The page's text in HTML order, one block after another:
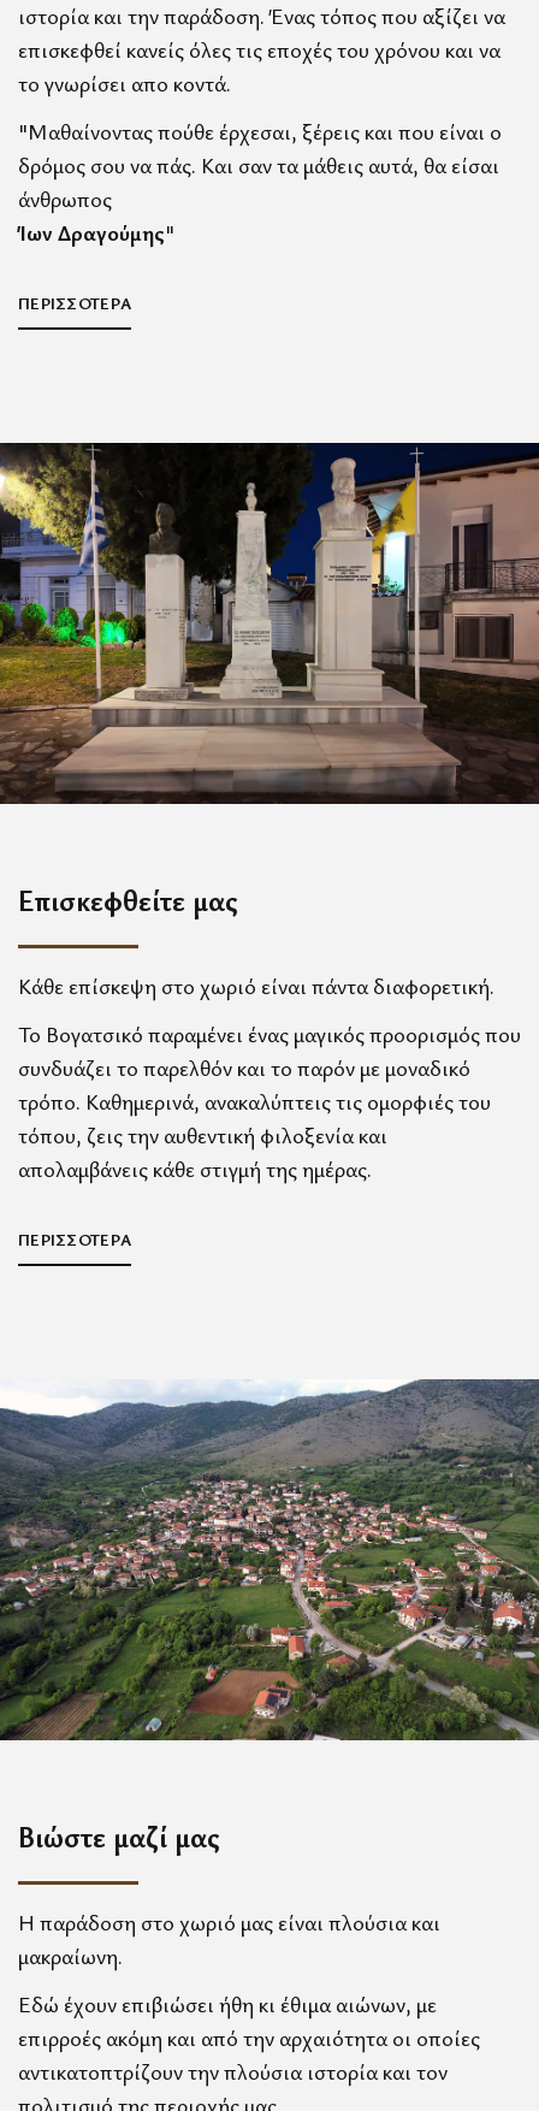
ιστορία και την παράδοση. Ένας τόπος που αξίζει να
επισκεφθεί κανείς όλες τις εποχές του χρόνου και να
το γνωρίσει απο κοντά.
"Μαθαίνοντας πούθε έρχεσαι, ξέρεις και που είναι ο
δρόμος σου να πάς. Και σαν τα μάθεις αυτά, θα είσαι
άνθρωπος
Ίων Δραγούμης"
ΠΕΡΙΣΣΟΤΕΡΑ
Επισκεφθείτε μας
Κάθε επίσκεψη στο χωριό είναι πάντα διαφορετική.
Το Βογατσικό παραμένει ένας μαγικός προορισμός που
συνδυάζει το παρελθόν και το παρόν με μοναδικό
τρόπο. Καθημερινά, ανακαλύπτεις τις ομορφιές του
τόπου, ζεις την αυθεντική φιλοξενία και
απολαμβάνεις κάθε στιγμή της ημέρας.
ΠΕΡΙΣΣΟΤΕΡΑ
Βιώστε μαζί μας
Η παράδοση στο χωριό μας είναι πλούσια και
μακραίωνη.
Εδώ έχουν επιβιώσει ήθη κι έθιμα αιώνων, με
επιρροές ακόμη και από την αρχαιότητα οι οποίες
αντικατοπτρίζουν την πλούσια ιστορία και τον
πολιτισμό της περιοχής μας.